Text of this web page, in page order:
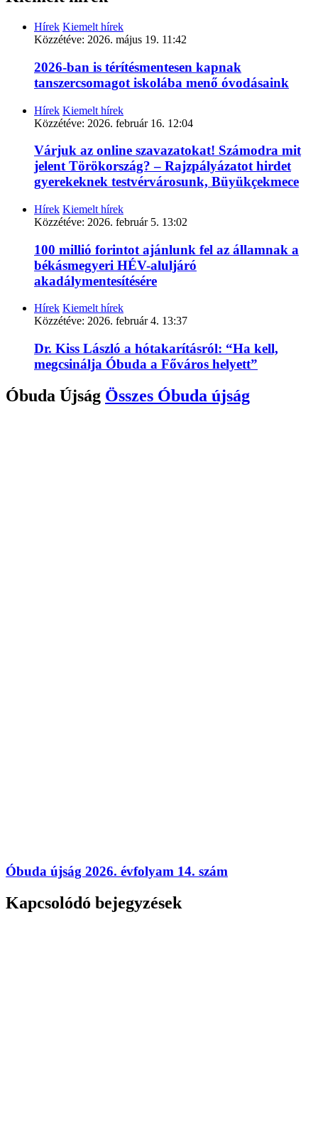
Hírek Kiemelt hírek
Közzétéve: 2026. május 19. 11:42
2026-ban is térítésmentesen kapnak
tanszercsomagot iskolába menő óvodásaink
Hírek Kiemelt hírek
Közzétéve: 2026. február 16. 12:04
Várjuk az online szavazatokat! Számodra mit
jelent Törökország? – Rajzpályázatot hirdet
gyerekeknek testvérvárosunk, Büyükçekmece
Hírek Kiemelt hírek
Közzétéve: 2026. február 5. 13:02
100 millió forintot ajánlunk fel az államnak a
békásmegyeri HÉV-aluljáró
akadálymentesítésére
Hírek Kiemelt hírek
Közzétéve: 2026. február 4. 13:37
Dr. Kiss László a hótakarításról: “Ha kell,
megcsinálja Óbuda a Főváros helyett”
Óbuda Újság Összes Óbuda újság
Óbuda újság 2026. évfolyam 14. szám
Kapcsolódó bejegyzések